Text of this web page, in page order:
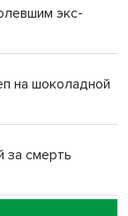
экс-
на шоколадной
за смерть